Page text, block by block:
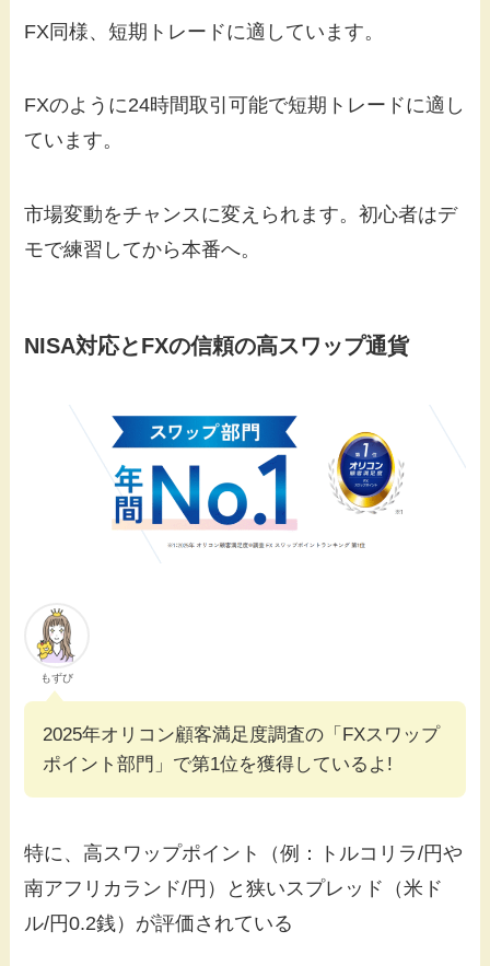
FX同様、短期トレードに適しています。
FXのように24時間取引可能で短期トレードに適し
ています。
市場変動をチャンスに変えられます。初心者はデ
モで練習してから本番へ。
NISA対応とFXの信頼の高スワップ通貨
もずび
2025年オリコン顧客満足度調査の「FXスワップ
ポイント部門」で第1位を獲得しているよ!
特に、高スワップポイント（例：トルコリラ/円や
南アフリカランド/円）と狭いスプレッド（米ド
ル/円0.2銭）が評価されている